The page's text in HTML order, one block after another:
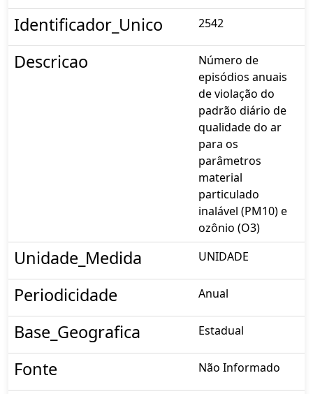
Identificador_Unico 2542
Descricao
Número de
episódios anuais
de violação do
padrão diário de
qualidade do ar
para os
parâmetros
material
particulado
inalável (PM10) e
ozônio (O3)
Unidade_Medida UNIDADE
Periodicidade Anual
Base_Geografica Estadual
Fonte Não Informado